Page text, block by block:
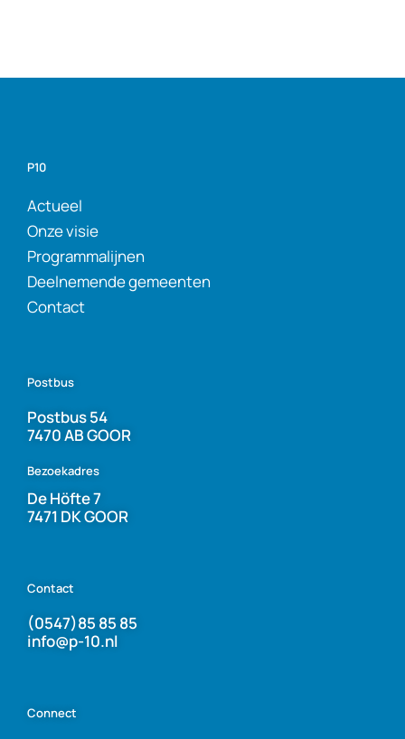
P10
Actueel
Onze visie
Programmalijnen
Deelnemende gemeenten
Contact
Postbus
Postbus 54
7470 AB GOOR
Bezoekadres
De Höfte 7
7471 DK GOOR
Contact
(0547)85 85 85
info@p-10.nl
Connect